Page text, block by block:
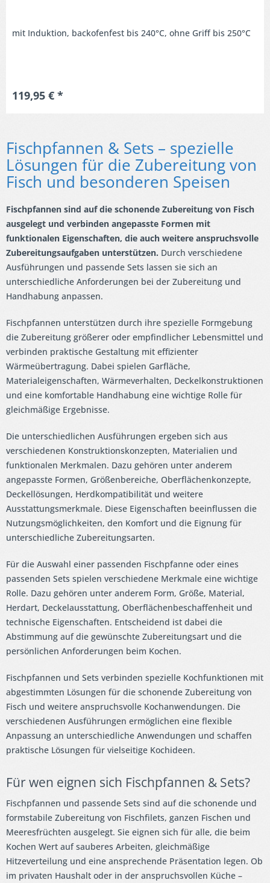
mit Induktion, backofenfest bis 240°C, ohne Griff bis 250°C
119,95 € *
Fischpfannen & Sets – spezielle
Lösungen für die Zubereitung von
Fisch und besonderen Speisen
Fischpfannen sind auf die schonende Zubereitung von Fisch
ausgelegt und verbinden angepasste Formen mit
funktionalen Eigenschaften, die auch weitere anspruchsvolle
Zubereitungsaufgaben unterstützen. Durch verschiedene
Ausführungen und passende Sets lassen sie sich an
unterschiedliche Anforderungen bei der Zubereitung und
Handhabung anpassen.
Fischpfannen unterstützen durch ihre spezielle Formgebung
die Zubereitung größerer oder empfindlicher Lebensmittel und
verbinden praktische Gestaltung mit effizienter
Wärmeübertragung. Dabei spielen Garfläche,
Materialeigenschaften, Wärmeverhalten, Deckelkonstruktionen
und eine komfortable Handhabung eine wichtige Rolle für
gleichmäßige Ergebnisse.
Die unterschiedlichen Ausführungen ergeben sich aus
verschiedenen Konstruktionskonzepten, Materialien und
funktionalen Merkmalen. Dazu gehören unter anderem
angepasste Formen, Größenbereiche, Oberflächenkonzepte,
Deckellösungen, Herdkompatibilität und weitere
Ausstattungsmerkmale. Diese Eigenschaften beeinflussen die
Nutzungsmöglichkeiten, den Komfort und die Eignung für
unterschiedliche Zubereitungsarten.
Für die Auswahl einer passenden Fischpfanne oder eines
passenden Sets spielen verschiedene Merkmale eine wichtige
Rolle. Dazu gehören unter anderem Form, Größe, Material,
Herdart, Deckelausstattung, Oberflächenbeschaffenheit und
technische Eigenschaften. Entscheidend ist dabei die
Abstimmung auf die gewünschte Zubereitungsart und die
persönlichen Anforderungen beim Kochen.
Fischpfannen und Sets verbinden spezielle Kochfunktionen mit
abgestimmten Lösungen für die schonende Zubereitung von
Fisch und weitere anspruchsvolle Kochanwendungen. Die
verschiedenen Ausführungen ermöglichen eine flexible
Anpassung an unterschiedliche Anwendungen und schaffen
praktische Lösungen für vielseitige Kochideen.
Für wen eignen sich Fischpfannen & Sets?
Fischpfannen und passende Sets sind auf die schonende und
formstabile Zubereitung von Fischfilets, ganzen Fischen und
Meeresfrüchten ausgelegt. Sie eignen sich für alle, die beim
Kochen Wert auf sauberes Arbeiten, gleichmäßige
Hitzeverteilung und eine ansprechende Präsentation legen. Ob
im privaten Haushalt oder in der anspruchsvollen Küche –